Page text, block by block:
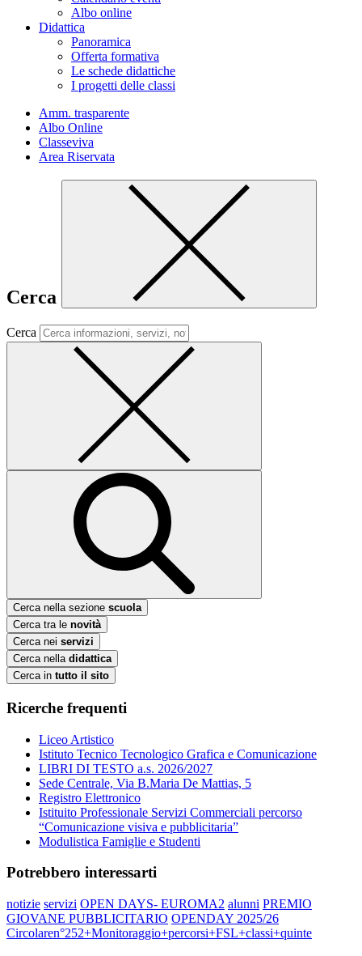
Albo online
Didattica
Panoramica
Offerta formativa
Le schede didattiche
I progetti delle classi
Amm. trasparente
Albo Online
Classeviva
Area Riservata
Cerca
Cerca
Cerca nella sezione scuola
Cerca tra le novità
Cerca nei servizi
Cerca nella didattica
Cerca in tutto il sito
Ricerche frequenti
Liceo Artistico
Istituto Tecnico Tecnologico Grafica e Comunicazione
LIBRI DI TESTO a.s. 2026/2027
Sede Centrale, Via B.Maria De Mattias, 5
Registro Elettronico
Istituito Professionale Servizi Commerciali percorso
“Comunicazione visiva e pubblicitaria”
Modulistica Famiglie e Studenti
Potrebbero interessarti
notizie servizi OPEN DAYS- EUROMA2 alunni PREMIO
GIOVANE PUBBLICITARIO OPENDAY 2025/26
Circolaren°252+Monitoraggio+percorsi+FSL+classi+quinte